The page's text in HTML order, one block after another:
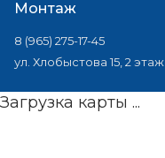
Монтаж
8 (965) 275-17-45
ул. Хлобыстова 15, 2 этаж
Загрузка карты ...